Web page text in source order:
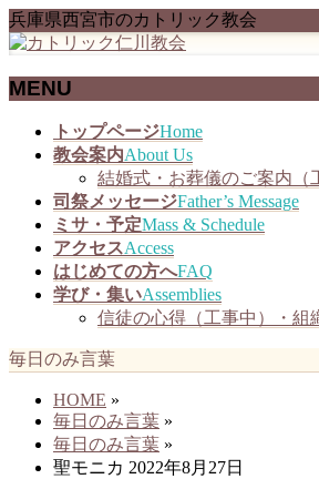
兵庫県西宮市のカトリック教会
MENU
トップページHome
教会案内About Us
結婚式・お葬儀のご案内（
司祭メッセージFather’s Message
ミサ・予定Mass & Schedule
アクセスAccess
はじめての方へFAQ
学び・集いAssemblies
信徒の心得（工事中）・組
毎日のみ言葉
HOME »
毎日のみ言葉 »
毎日のみ言葉 »
聖モニカ 2022年8月27日